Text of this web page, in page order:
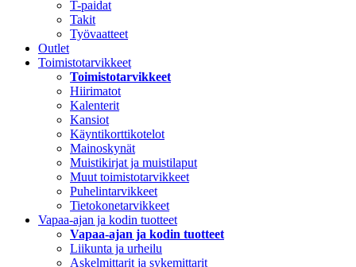
T-paidat
Takit
Työvaatteet
Outlet
Toimistotarvikkeet
Toimistotarvikkeet
Hiirimatot
Kalenterit
Kansiot
Käyntikorttikotelot
Mainoskynät
Muistikirjat ja muistilaput
Muut toimistotarvikkeet
Puhelintarvikkeet
Tietokonetarvikkeet
Vapaa-ajan ja kodin tuotteet
Vapaa-ajan ja kodin tuotteet
Liikunta ja urheilu
Askelmittarit ja sykemittarit